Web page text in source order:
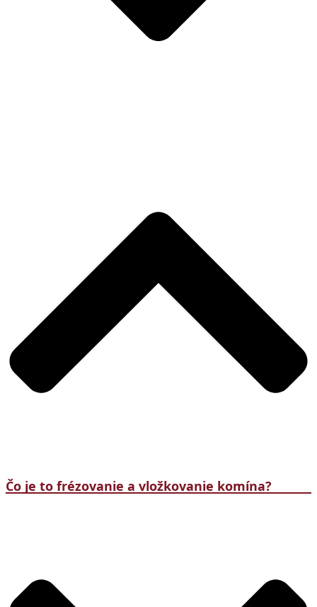
Čo je to frézovanie a vložkovanie komína?